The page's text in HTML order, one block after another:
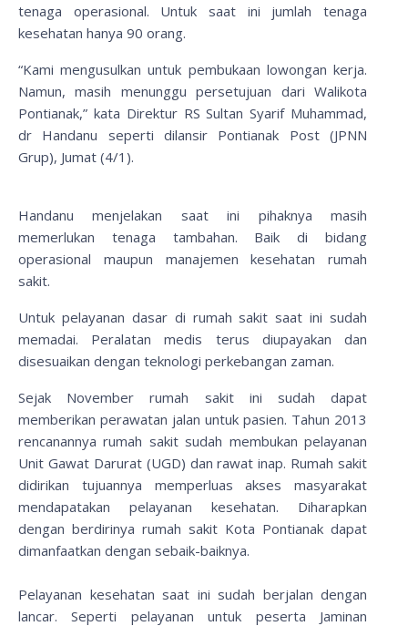
tenaga operasional. Untuk saat ini jumlah tenaga
kesehatan hanya 90 orang.
“Kami mengusulkan untuk pembukaan lowongan kerja.
Namun, masih menunggu persetujuan dari Walikota
Pontianak,” kata Direktur RS Sultan Syarif Muhammad,
dr Handanu seperti dilansir Pontianak Post (JPNN
Grup), Jumat (4/1).
Handanu menjelakan saat ini pihaknya masih
memerlukan tenaga tambahan. Baik di bidang
operasional maupun manajemen kesehatan rumah
sakit.
Untuk pelayanan dasar di rumah sakit saat ini sudah
memadai. Peralatan medis terus diupayakan dan
disesuaikan dengan teknologi perkebangan zaman.
Sejak November rumah sakit ini sudah dapat
memberikan perawatan jalan untuk pasien. Tahun 2013
rencanannya rumah sakit sudah membukan pelayanan
Unit Gawat Darurat (UGD) dan rawat inap. Rumah sakit
didirikan tujuannya memperluas akses masyarakat
mendapatakan pelayanan kesehatan. Diharapkan
dengan berdirinya rumah sakit Kota Pontianak dapat
dimanfaatkan dengan sebaik-baiknya.
Pelayanan kesehatan saat ini sudah berjalan dengan
lancar. Seperti pelayanan untuk peserta Jaminan